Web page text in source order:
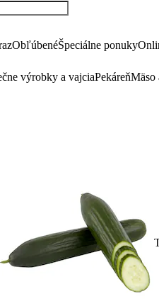
ObľúbenéŠpeciálne ponuky
výrobky a vajciaPekáreňMäso